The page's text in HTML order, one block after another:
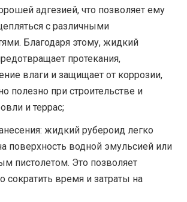
адгезией, что позволяет ему
с различными
Благодаря этому, жидкий
протекания,
влаги и защищает от коррозии,
полезно при строительстве и
и террас;
жидкий рубероид легко
поверхность водной эмульсией или
пистолетом. Это позволяет
сократить время и затраты на